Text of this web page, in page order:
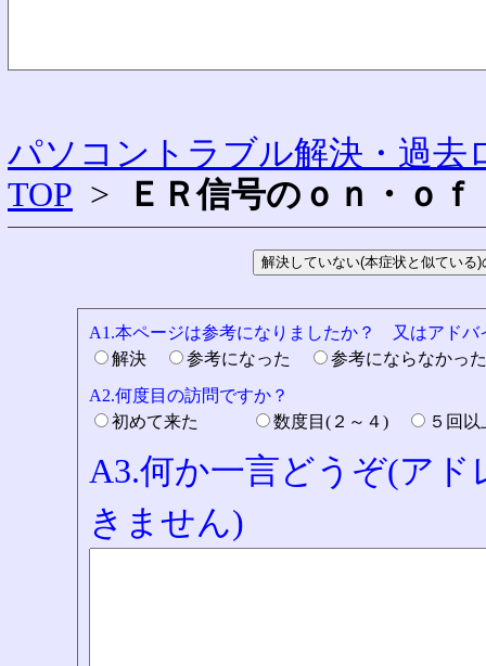
パソコントラブル解決・過去
TOP > ＥＲ信号のｏｎ・ｏ
A1.本ページは参考になりましたか？ 又はアドバ
解決
参考になった
参考にならなか
A2.何度目の訪問ですか？
初めて来た
数度目(２～４) ５回
A3.何か一言どうぞ(ア
きません)